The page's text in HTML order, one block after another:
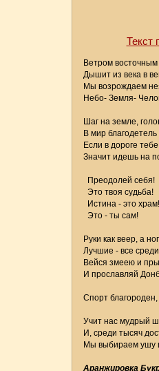
Текст
Ветром восточным
Дышит из века в
Мы возрождаем
Небо- Земля-
Шаг на земле,
В мир
Если в дороге
Значит идешь на
Преодолей себя!
Это твоя судьба!
Истина - это храм!
Это - ты сам!
Руки как веер, а
Лучшие - все
Вейся змеею и
И прославляй
Спорт благороден,
Учит нас мудрый
И, среди тысяч
Мы выбираем ушу
Аранжировка